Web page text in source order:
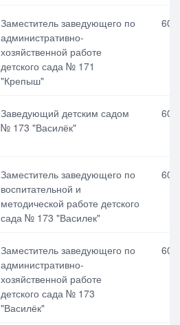
Заместитель заведующего по
административно-
хозяйственной работе
детского сада № 171
"Крепыш"
Заведующий детским садом
№ 173 "Василёк"
Заместитель заведующего по
воспитательной и
методической работе детского
сада № 173 "Василек"
Заместитель заведующего по
административно-
хозяйственной работе
детского сада № 173
"Василёк"